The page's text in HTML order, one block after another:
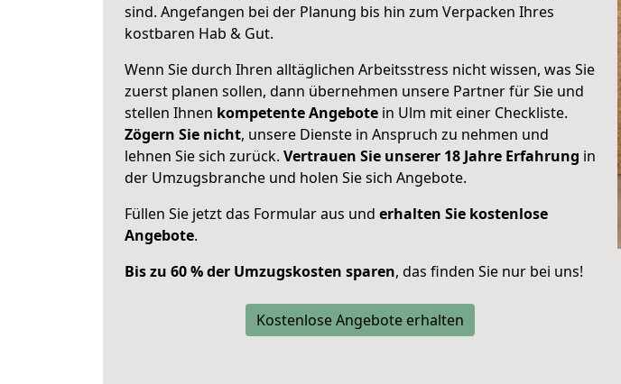
sind. Angefangen bei der Planung bis hin zum Verpacken Ihres
kostbaren Hab & Gut.
Wenn Sie durch Ihren alltäglichen Arbeitsstress nicht wissen, was Sie
zuerst planen sollen, dann übernehmen unsere Partner für Sie und
stellen Ihnen kompetente Angebote in Ulm mit einer Checkliste.
Zögern Sie nicht, unsere Dienste in Anspruch zu nehmen und
lehnen Sie sich zurück. Vertrauen Sie unserer 18 Jahre Erfahrung in
der Umzugsbranche und holen Sie sich Angebote.
Füllen Sie jetzt das Formular aus und erhalten Sie kostenlose
Angebote.
Bis zu 60 % der Umzugskosten sparen, das finden Sie nur bei uns!
Kostenlose Angebote erhalten